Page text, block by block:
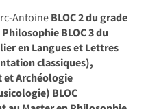
AntoineBLOC 2 du grade
BLOC 3 du
en Langues et Lettres
classiques),
et Archéologie
BLOC